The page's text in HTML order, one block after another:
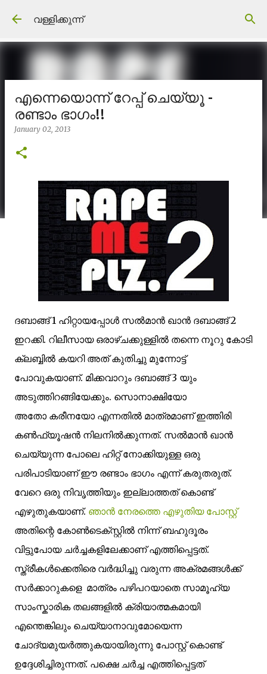
വള്ളിക്കുന്ന്
എന്നെയൊന്ന് റേപ്പ് ചെയ്യൂ -
രണ്ടാം ഭാഗം!!
January 02, 2013
ദബാങ്ങ് 1 ഹിറ്റായപ്പോള്‍ സല്‍മാന്‍ ഖാന്‍ ദബാങ്ങ് 2
ഇറക്കി. റിലീസായ ഒരാഴ്ചക്കുള്ളില്‍ തന്നെ നൂറു കോടി
ക്ലബ്ബില്‍ കയറി അത് കുതിച്ചു മുന്നോട്ട്
പോവുകയാണ്. മിക്കവാറും ദബാങ്ങ് 3 യും
അടുത്തിറങ്ങിയേക്കും. സൊനാക്ഷിയോ
അതോ കരീനയോ എന്നതില്‍ മാത്രമാണ് ഇത്തിരി
കണ്‍ഫ്യൂഷന്‍ നിലനില്‍ക്കുന്നത്. സല്‍മാന്‍ ഖാന്‍
ചെയ്യുന്ന പോലെ ഹിറ്റ് നോക്കിയുള്ള ഒരു
പരിപാടിയാണ് ഈ രണ്ടാം ഭാഗം എന്ന് കരുതരുത്.
വേറെ ഒരു നിവൃത്തിയും ഇല്ലാത്തത് കൊണ്ട്
എഴുതുകയാണ്. ഞാന്‍ നേരത്തെ എഴുതിയ പോസ്റ്റ്‌
അതിന്റെ കോണ്‍ടെക്സ്റ്റില്‍ നിന്ന് ബഹുദൂരം
വിട്ടുപോയ ചര്‍ച്ചകളിലേക്കാണ് എത്തിപ്പെട്ടത്.
സ്ത്രീകള്‍ക്കെതിരെ വര്‍ദ്ധിച്ചു വരുന്ന അക്രമങ്ങള്‍ക്ക്
സര്‍ക്കാറുകളെ മാത്രം പഴിപറയാതെ സാമൂഹ്യ
സാംസ്കാരിക തലങ്ങളില്‍ ക്രിയാത്മകമായി
എന്തെങ്കിലും ചെയ്യാനാവുമോയെന്ന
ചോദ്യമുയര്‍ത്തുകയായിരുന്നു പോസ്റ്റ്‌ കൊണ്ട്
ഉദ്ദേശിച്ചിരുന്നത്. പക്ഷെ ചര്‍ച്ച എത്തിപ്പെട്ടത്